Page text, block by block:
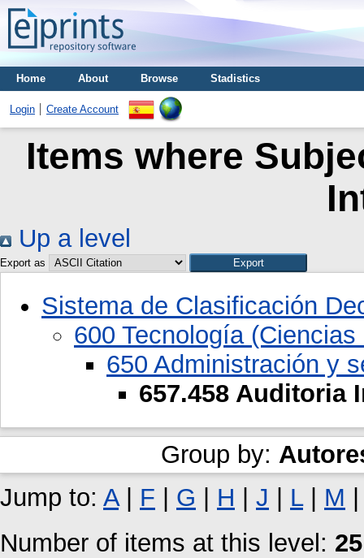
Home About Browse Stadistics
Login Create Account
Items where
Up a level
Export as
Sistema de Clasificación
600 Tecnología
650 Administración y
657.458 Auditoria
Group by:
Jump to: A| F | G | H | J | L| M
Number of items at this level: 25